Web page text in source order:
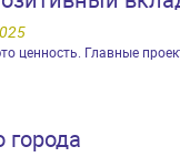
ценность. Главные
города